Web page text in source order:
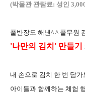
(박물관 관람료: 성인
풀반장도 해낸^ ^ 풀무원
'나만의 김치' 만들기
내 손으로 김치 한 번 담
아이들과 함께하는 체험